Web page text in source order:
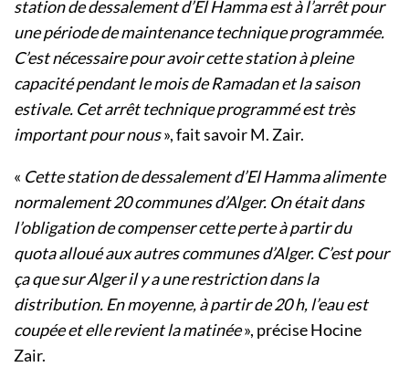
station de dessalement d’El Hamma est à l’arrêt pour
une période de maintenance technique programmée.
C’est nécessaire pour avoir cette station à pleine
capacité pendant le mois de Ramadan et la saison
estivale. Cet arrêt technique programmé est très
important pour nous», fait savoir M. Zair.
« Cette station de dessalement d’El Hamma alimente
normalement 20 communes d’Alger. On était dans
l’obligation de compenser cette perte à partir du
quota alloué aux autres communes d’Alger. C’est pour
ça que sur Alger il y a une restriction dans la
distribution. En moyenne, à partir de 20 h, l’eau est
coupée et elle revient la matinée», précise Hocine
Zair.